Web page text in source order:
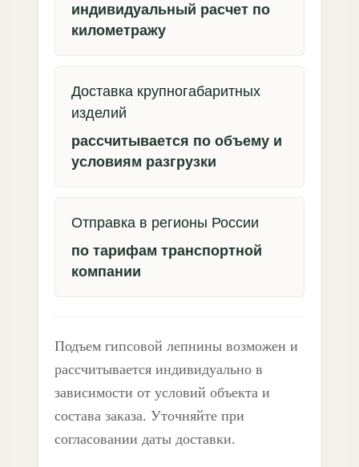
индивидуальный расчет по
километражу
Доставка крупногабаритных
изделий
рассчитывается по объему и
условиям разгрузки
Отправка в регионы России
по тарифам транспортной
компании
Подъем гипсовой лепнины возможен и
рассчитывается индивидуально в
зависимости от условий объекта и
состава заказа. Уточняйте при
согласовании даты доставки.